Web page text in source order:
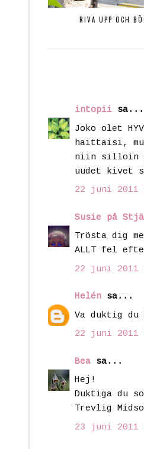
RIVA UPP OCH
intopii sa...
Joko olet
haittaisi,
niin silloin
uudet kivet
22 juni 2011
Susie på
Trösta dig
ALLT fel
22 juni 2011
Helén sa...
Va duktig
22 juni 2011
Bea sa...
Hej!
Duktiga du
Trevlig
23 juni 2011